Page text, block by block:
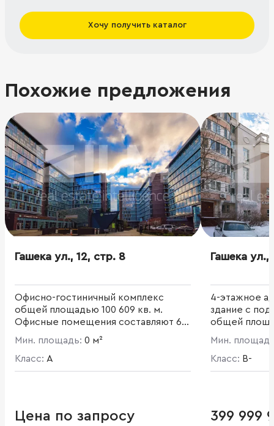
Хочу получить каталог
Похожие предложения
Гашека ул., 12, стр. 8
Офисно-гостиничный комплекс
общей площадью 100 609 кв. м.
Офисные помещения составляют 66
600 кв. м. Комплекс состоит из
четырех 11-этажных офисных зданий
и 13-этажного здания гостиницы
Marriott. Здания объединены в
инфраструктура. Собственная
Мин. площадь: 0 м²
Класс: A
Цена по запросу
Гашека ул.,
4-этажное
здание с
общей
Наземная
подземная -
площадь - 1
потолков 3-
Мин.
Класс: B-
399 999